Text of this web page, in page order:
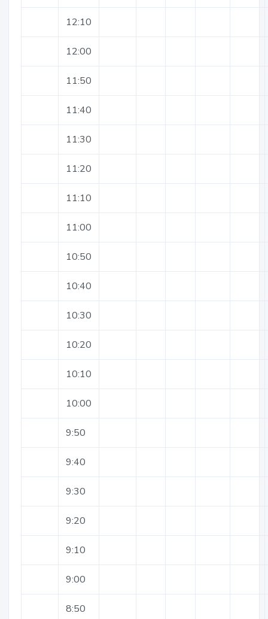
12:10
12:00
11:50
11:40
11:30
11:20
11:10
11:00
10:50
10:40
10:30
10:20
10:10
10:00
9:50
9:40
9:30
9:20
9:10
9:00
8:50